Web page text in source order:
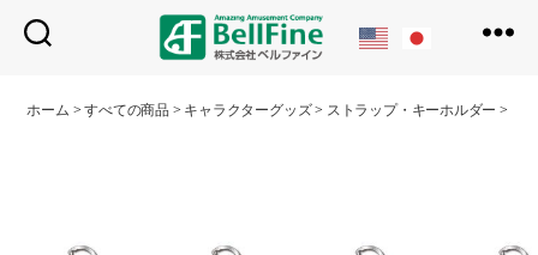
フ
ホーム >すべての商品 > キャラクターグッズ> ストラップ・キーホルダー >